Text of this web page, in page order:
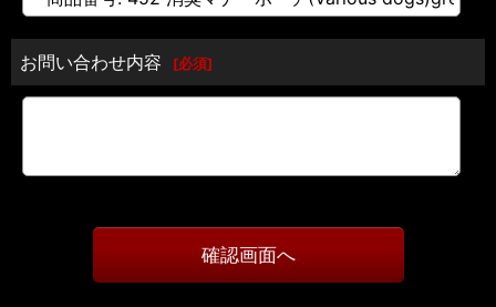
お問い合わせ内容 [必須]
確認画面へ